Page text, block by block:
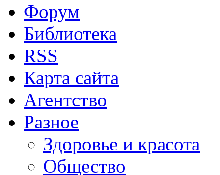
Форум
Библиотека
RSS
Карта сайта
Агентство
Разное
Здоровье и красота
Общество